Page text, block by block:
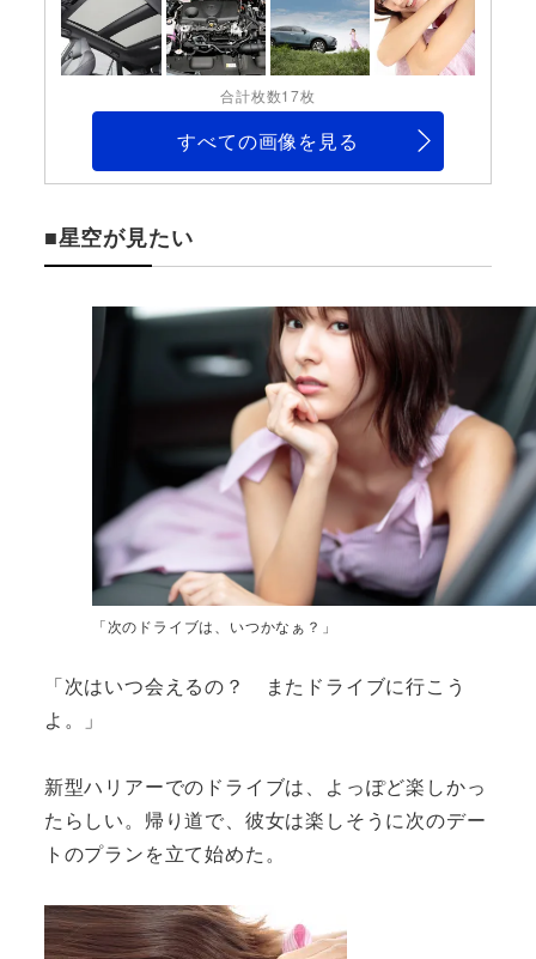
合計枚数17枚
すべての画像を見る
■星空が見たい
「次のドライブは、いつかなぁ？」
「次はいつ会えるの？ またドライブに行こう
よ。」
新型ハリアーでのドライブは、よっぽど楽しかっ
たらしい。帰り道で、彼女は楽しそうに次のデー
トのプランを立て始めた。